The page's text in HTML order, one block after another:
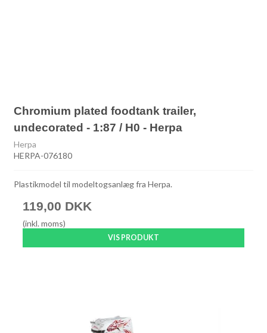
Chromium plated foodtank trailer,
undecorated - 1:87 / H0 - Herpa
Herpa
HERPA-076180
Plastikmodel til modeltogsanlæg fra Herpa.
119,00 DKK
(inkl. moms)
VIS PRODUKT